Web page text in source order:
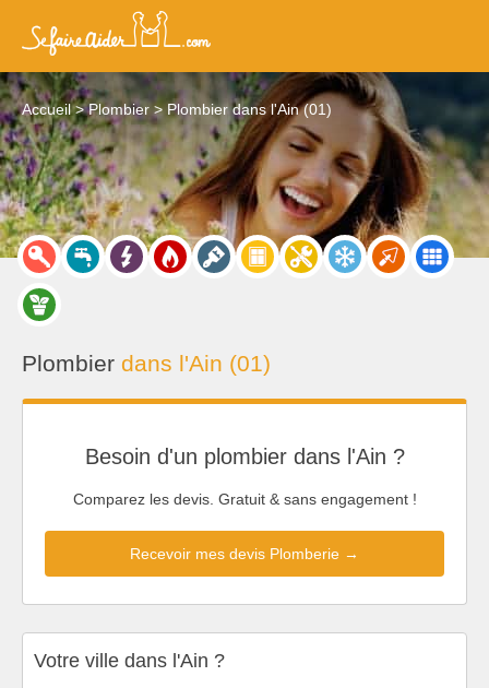
Accueil Plombier Plombier dans l'Ain (01)
Plombier dans l'Ain (01)
Besoin d'un plombier dans l'Ain ?
Comparez les devis. Gratuit & sans engagement !
Recevoir mes devis Plomberie →
Votre ville dans l'Ain ?